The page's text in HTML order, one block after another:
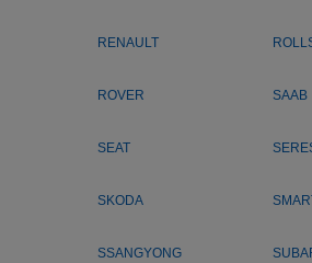
RENAULT
ROVER SAAB
SEAT
SKODA
SSANGYONG